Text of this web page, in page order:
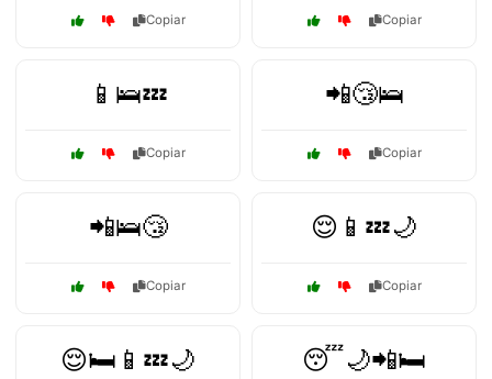
Copiar Copiar
📱🛌💤
Copiar
📲😴🛌
Copiar
📲🛌😴
Copiar
😌📱💤🌙
Copiar
😌🛏️📱💤🌙 😴🌙📲🛏️